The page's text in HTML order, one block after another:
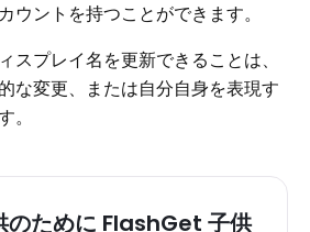
ウントを持つことができます。
スプレイ名を更新できることは、
な変更、または自分自身を表現す
。
のために FlashGet 子供